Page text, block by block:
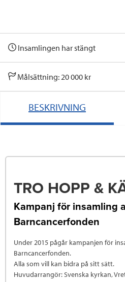
Insamlingen har stängt
Målsättning: 20 000 kr
BESKRIVNING
TRO HOPP &
Kampanj för insamling
Barncancerfonden
Under 2015 pågår kampanjen för
Barncancerfonden.
Alla som vill kan bidra på sitt sätt.
Huvudarrangör: Svenska kyrkan,